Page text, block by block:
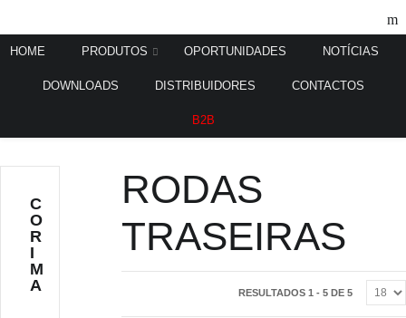
HOME PRODUTOS OPORTUNIDADES NOTÍCIAS
DOWNLOADS DISTRIBUIDORES CONTACTOS
B2B
Pista / Rodas Traseiras
RODAS
TRASEIRAS
RESULTADOS 1 - 5 DE 5
C
O
R
I
M
A